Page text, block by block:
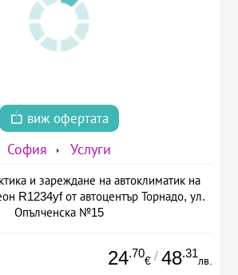
виж офертата
София Услуги
и зареждане на автоклиматик на
R1234yf от автоцентър Торнадо, ул.
Опълченска №15
24.70
€ / 48.31
лв.